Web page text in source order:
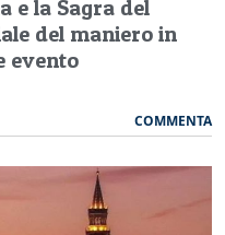
e la Sagra del
del maniero in
evento
COMMENTA